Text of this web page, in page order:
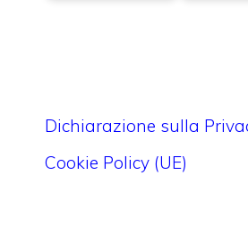
Dichiarazione sulla
Cookie Policy (UE)